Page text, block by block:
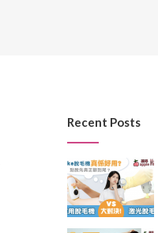
Recent Posts